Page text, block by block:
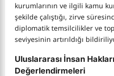
kurumlarının ve ilgili kamu
şekilde çalıştığı, zirve
diplomatik temsilcilikler ve
seviyesinin artırıldığı
Uluslararası İnsan
Değerlendirmeleri